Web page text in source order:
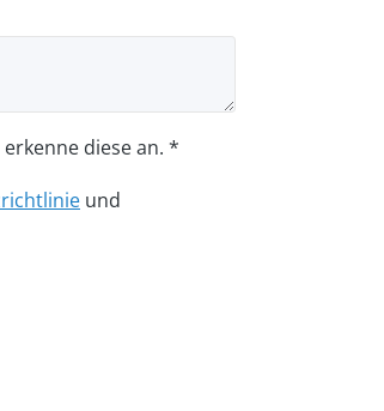
diese an. *
und